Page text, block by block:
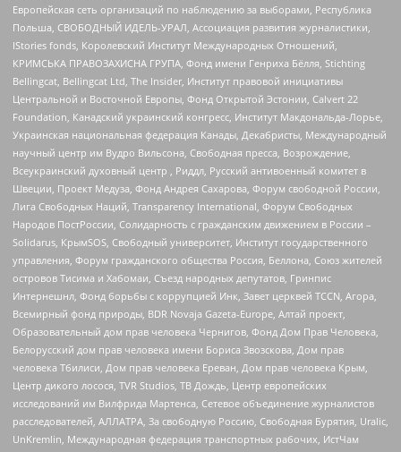
Европейская сеть организаций по наблюдению за выборами, Республика
Польша, СВОБОДНЫЙ ИДЕЛЬ-УРАЛ, Ассоциация развития журналистики,
IStories fonds, Королевский Институт Международных Отношений,
КРИМСЬКА ПРАВОЗАХИСНА ГРУПА, Фонд имени Генриха Бёлля, Stichting
Bellingcat, Bellingcat Ltd, The Insider, Институт правовой инициативы
Центральной и Восточной Европы, Фонд Открытой Эстонии, Calvert 22
Foundation, Канадский украинский конгресс, Институт Макдональда-Лорье,
Украинская национальная федерация Канады, Декабристы, Международный
научный центр им Вудро Вильсона, Свободная пресса, Возрождение,
Всеукраинский духовный центр , Риддл, Русский антивоенный комитет в
Швеции, Проект Медуза, Фонд Андрея Сахарова, Форум свободной России,
Лига Свободных Наций, Transparеncy International, Форум Свободных
Народов ПостРоссии, Солидарность с гражданским движением в России –
Solidarus, КрымSOS, Свободный университет, Институт государственного
управления, Форум гражданского общества Россия, Беллона, Союз жителей
островов Тисима и Хабомаи, Съезд народных депутатов, Гринпис
Интернешнл, Фонд борьбы с коррупцией Инк, Завет церквей TCCN, Агора,
Всемирный фонд природы, BDR Novaja Gazeta-Europe, Алтай проект,
Образовательный дом прав человека Чернигов, Фонд Дом Прав Человека,
Белорусский дом прав человека имени Бориса Звозскова, Дом прав
человека Тбилиси, Дом прав человека Ереван, Дом прав человека Крым,
Центр дикого лосося, TVR Studios, ТВ Дождь, Центр европейских
исследований им Вилфрида Мартенса, Сетевое объединение журналистов
расследователей, АЛЛАТРА, За свободную Россию, Свободная Бурятия, Uralic,
UnKremlin, Международная федерация транспортных рабочих, ИстЧам